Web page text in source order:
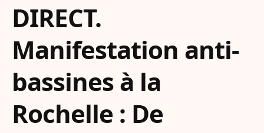
DIRECT.
Manifestation anti-
bassines à la
Rochelle : De